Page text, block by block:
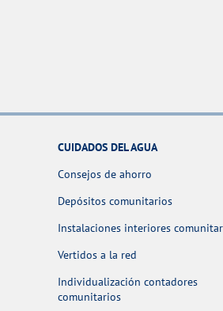
CUIDADOS DEL AGUA
Consejos de ahorro
Depósitos comunitarios
Instalaciones interiores
Vertidos a la red
Individualización contadores
comunitarios